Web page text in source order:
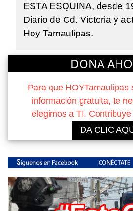
ESTA ESQUINA, desde
Diario de Cd. Victoria y
Hoy Tamaulipas.
DONA
Para que HOYTamaulipas
información gratuita, te
elegimos a TI.
DA CLIC